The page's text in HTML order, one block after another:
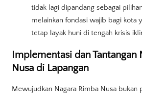
tidak lagi dipandang sebagai
melainkan fondasi wajib bagi kota
tetap layak huni di tengah krisis
Implementasi dan Tantangan
Nusa di Lapangan
Mewujudkan Nagara Rimba Nusa bukan